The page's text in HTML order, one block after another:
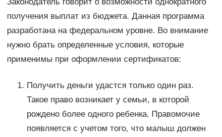
получения выплат из бюджета. Данная программа
разработана на федеральном уровне. Во внимание
нужно брать определенные условия, которые
применимы при оформлении сертификатов:
Получить деньги удастся только один раз.
Такое право возникает у семьи, в которой
рождено более одного ребенка. Правомочие
появляется с учетом того, что малыш должен